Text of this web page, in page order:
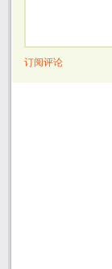
订阅评论